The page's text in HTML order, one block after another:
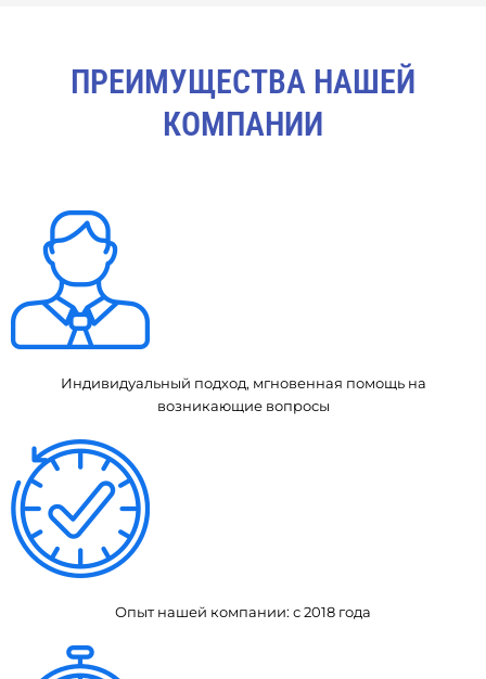
ПРЕИМУЩЕСТВА НАШЕЙ
КОМПАНИИ
Индивидуальный подход, мгновенная помощь на
возникающие вопросы
Опыт нашей компании: с 2018 года